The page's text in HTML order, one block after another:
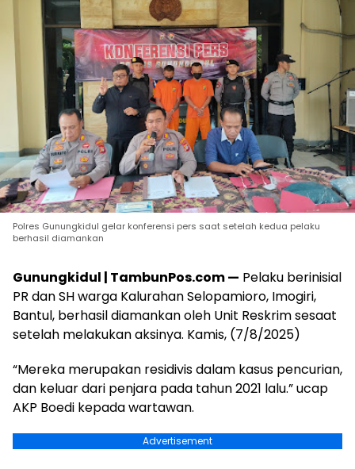
Polres Gunungkidul gelar konferensi pers saat setelah kedua pelaku
berhasil diamankan
Gunungkidul | TambunPos.com — Pelaku berinisial
PR dan SH warga Kalurahan Selopamioro, Imogiri,
Bantul, berhasil diamankan oleh Unit Reskrim sesaat
setelah melakukan aksinya. Kamis, (7/8/2025)
“Mereka merupakan residivis dalam kasus pencurian,
dan keluar dari penjara pada tahun 2021 lalu.” ucap
AKP Boedi kepada wartawan.
Advertisement